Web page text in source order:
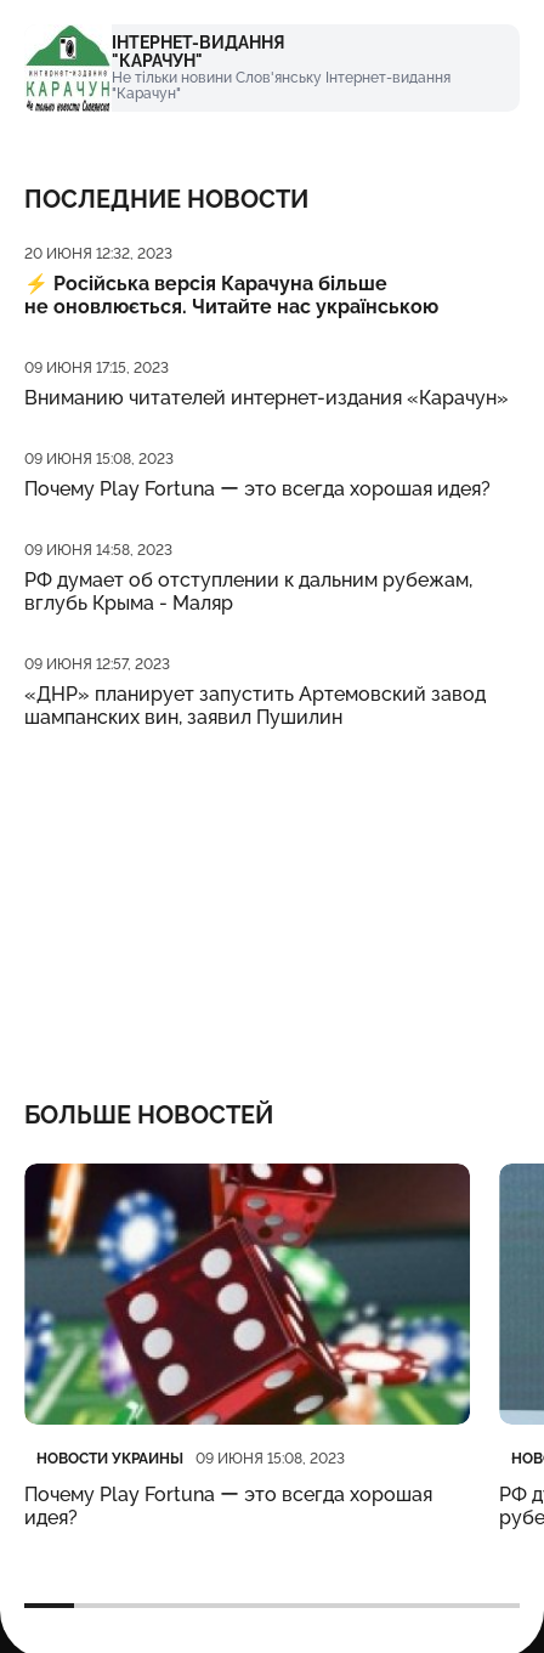
ІНТЕРНЕТ-ВИДАННЯ
"КАРАЧУН"
Не тільки новини Слов'янську Інтернет-видання
"Карачун"
ПОСЛЕДНИЕ НОВОСТИ
Дата публикации
20 ИЮНЯ 12:32, 2023
⚡️ Російська версія Карачуна більше
не оновлюється. Читайте нас українською
Дата публикации
09 ИЮНЯ 17:15, 2023
Вниманию читателей интернет-издания «Карачун»
Дата публикации
09 ИЮНЯ 15:08, 2023
Почему Play Fortuna ー это всегда хорошая идея?
Дата публикации
09 ИЮНЯ 14:58, 2023
РФ думает об отступлении к дальним рубежам,
вглубь Крыма - Маляр
Дата публикации
09 ИЮНЯ 12:57, 2023
«ДНР» планирует запустить Артемовский завод
шампанских вин, заявил Пушилин
БОЛЬШЕ НОВОСТЕЙ
Категория
НОВОСТИ УКРАИНЫ
Дата публикации 09 ИЮНЯ 15:08, 2023
Почему Play Fortuna ー это всегда хорошая
идея?
РФ